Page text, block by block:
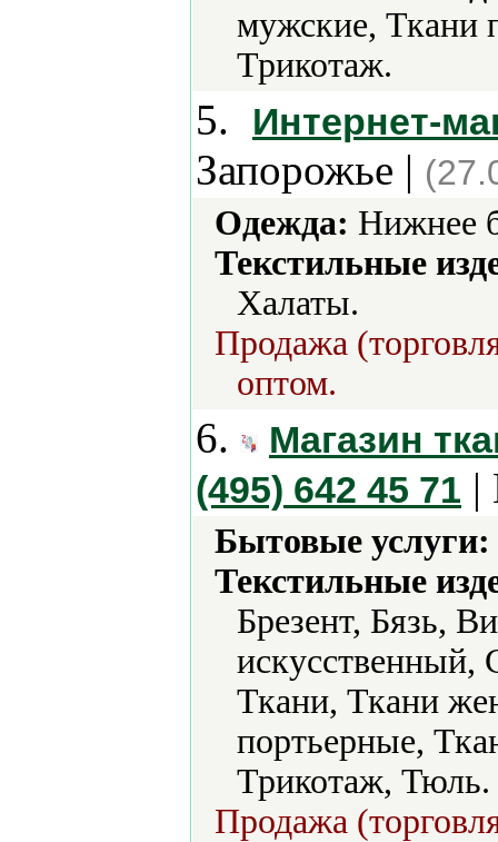
мужские, Ткани
Трикотаж.
5. Интернет-
Запорожье |
Одежда: Нижнее
Текстильные
Халаты.
Продажа
оптом.
6.
Магазин
(495) 642 45 71 |
Бытовые услуги:
Текстильные
Брезент, Бязь,
искусственный,
Ткани, Ткани
портьерные,
Трикотаж, Тюль.
Продажа